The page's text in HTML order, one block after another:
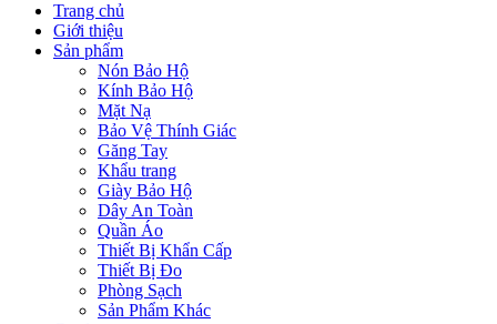
Trang chủ
Giới thiệu
Sản phẩm
Nón Bảo Hộ
Kính Bảo Hộ
Mặt Nạ
Bảo Vệ Thính Giác
Găng Tay
Khẩu trang
Giày Bảo Hộ
Dây An Toàn
Quần Áo
Thiết Bị Khẩn Cấp
Thiết Bị Đo
Phòng Sạch
Sản Phẩm Khác